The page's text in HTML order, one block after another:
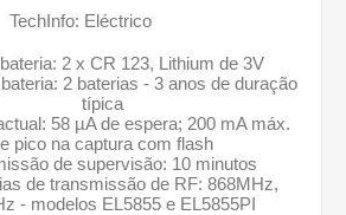
TechInfo: Eléctrico
2 x CR 123, Lithium de 3V
2 baterias - 3 anos de duração
típica
58 µA de espera; 200 mA máx.
pico na captura com flash
de supervisão: 10 minutos
de transmissão de RF: 868MHz,
- modelos EL5855 e EL5855PI